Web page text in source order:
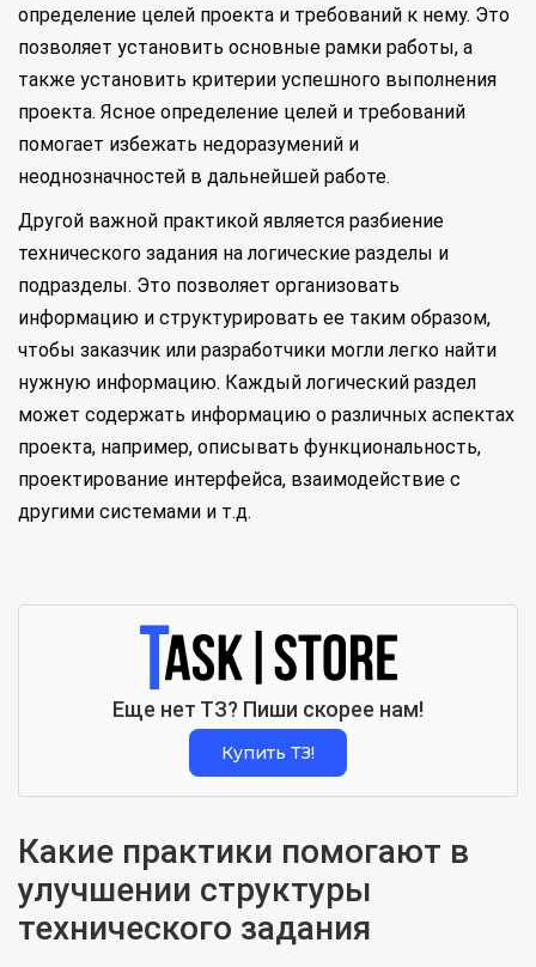
определение целей проекта и требований к нему. Это
позволяет установить основные рамки работы, а
также установить критерии успешного выполнения
проекта. Ясное определение целей и требований
помогает избежать недоразумений и
неоднозначностей в дальнейшей работе.
Другой важной практикой является разбиение
технического задания на логические разделы и
подразделы. Это позволяет организовать
информацию и структурировать ее таким образом,
чтобы заказчик или разработчики могли легко найти
нужную информацию. Каждый логический раздел
может содержать информацию о различных аспектах
проекта, например, описывать функциональность,
проектирование интерфейса, взаимодействие с
другими системами и т.д.
Еще нет ТЗ? Пиши скорее нам!
Купить ТЗ!
Какие практики помогают в
улучшении структуры
технического задания